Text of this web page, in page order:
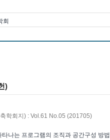
회
)
학회지) : Vol.61 No.05 (201705)
나는 프로그램의 조직과 공간구성 방